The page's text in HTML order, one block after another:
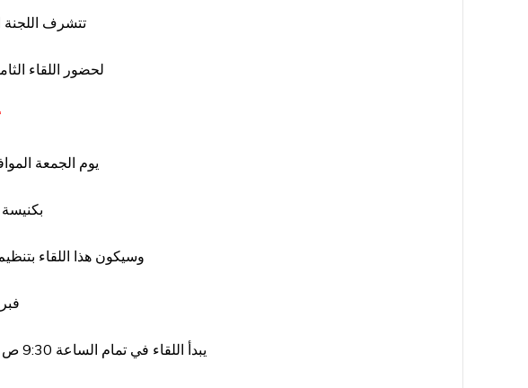
تتشرف اللجنة
لحضور اللقاء
يوم الجمعة الموافق 6/9/2013 في تمام الساعة
وسيكون هذا اللقاء
يبدأ اللقاء في تمام الساعة 9:30 ص بصلاة المسبحة ويليها القداس الإلهي ثم التطواف ومنح البركة .